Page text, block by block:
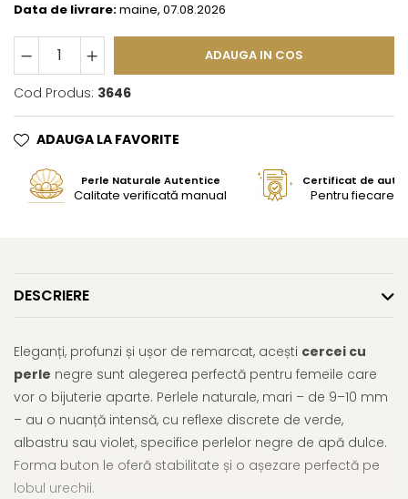
Data de livrare:maine, 07.08.2026
ADAUGA IN COS
Cod Produs: 3646
ADAUGA LA FAVORITE
Perle Naturale Autentice
Calitate verificată manual
Certificat de
Pentru fiecare
DESCRIERE
Eleganți, profunzi și ușor de remarcat, acești cercei cu
perle negre sunt alegerea perfectă pentru femeile care
vor o bijuterie aparte. Perlele naturale, mari – de 9–10 mm
– au o nuanță intensă, cu reflexe discrete de verde,
albastru sau violet, specifice perlelor negre de apă dulce.
Forma buton le oferă stabilitate și o așezare perfectă pe
lobul urechii.